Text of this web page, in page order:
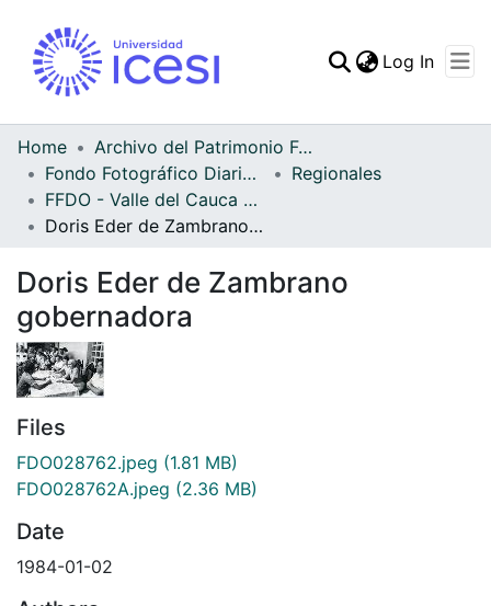
Statistics
Log In
Home
Archivo del Patrimonio Fotográfico y Fílmico del Valle del Cauca
Fondo Fotográfico Diario Occidente
Regionales
FFDO - Valle del Cauca - Patrimonial
Doris Eder de Zambrano gobernadora
Doris Eder de Zambrano
gobernadora
Files
FDO028762.jpeg (1.81 MB)
FDO028762A.jpeg (2.36 MB)
Date
1984-01-02